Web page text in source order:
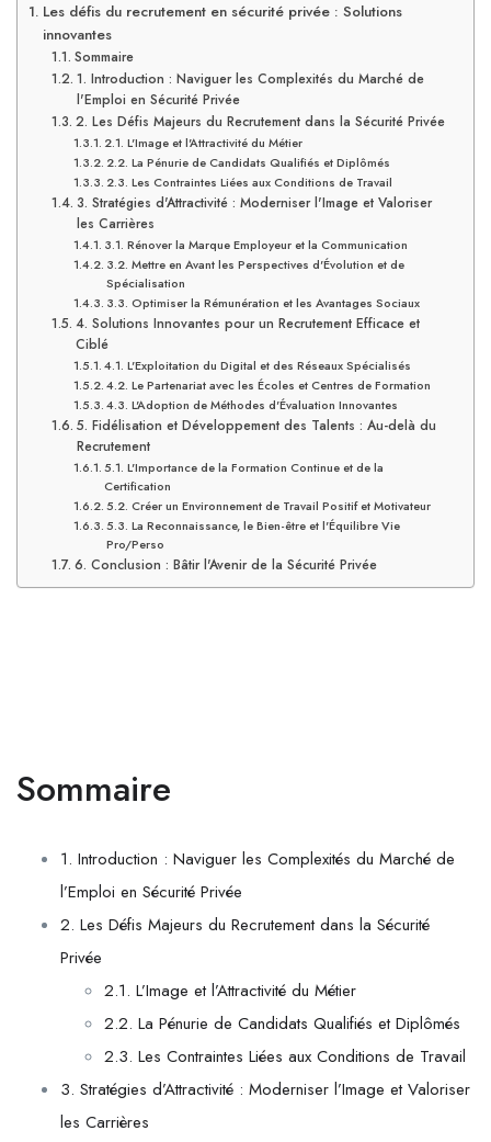
Les défis du recrutement en sécurité privée : Solutions
innovantes
Sommaire
1. Introduction : Naviguer les Complexités du Marché de
l'Emploi en Sécurité Privée
2. Les Défis Majeurs du Recrutement dans la Sécurité Privée
2.1. L'Image et l'Attractivité du Métier
2.2. La Pénurie de Candidats Qualifiés et Diplômés
2.3. Les Contraintes Liées aux Conditions de Travail
3. Stratégies d'Attractivité : Moderniser l'Image et Valoriser
les Carrières
3.1. Rénover la Marque Employeur et la Communication
3.2. Mettre en Avant les Perspectives d'Évolution et de
Spécialisation
3.3. Optimiser la Rémunération et les Avantages Sociaux
4. Solutions Innovantes pour un Recrutement Efficace et
Ciblé
4.1. L'Exploitation du Digital et des Réseaux Spécialisés
4.2. Le Partenariat avec les Écoles et Centres de Formation
4.3. L'Adoption de Méthodes d'Évaluation Innovantes
5. Fidélisation et Développement des Talents : Au-delà du
Recrutement
5.1. L'Importance de la Formation Continue et de la
Certification
5.2. Créer un Environnement de Travail Positif et Motivateur
5.3. La Reconnaissance, le Bien-être et l'Équilibre Vie
Pro/Perso
6. Conclusion : Bâtir l'Avenir de la Sécurité Privée
Sommaire
1. Introduction : Naviguer les Complexités du Marché de
l’Emploi en Sécurité Privée
2. Les Défis Majeurs du Recrutement dans la Sécurité
Privée
2.1. L’Image et l’Attractivité du Métier
2.2. La Pénurie de Candidats Qualifiés et Diplômés
2.3. Les Contraintes Liées aux Conditions de Travail
3. Stratégies d’Attractivité : Moderniser l’Image et Valoriser
les Carrières